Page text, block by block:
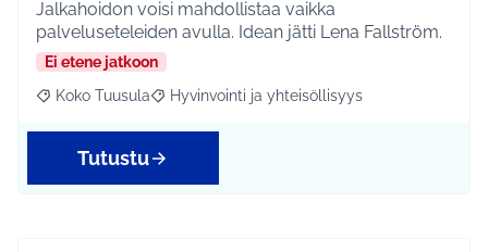
Jalkahoidon voisi mahdollistaa vaikka
palveluseteleiden avulla. Idean jätti Lena Fallström.
Ei etene jatkoon
Rajaa tulokset aihepiirin mukaan: Koko Tuusula
Koko Tuusula Rajaa tulokset teeman mukaan: Hyvinvointi ja
Hyvinvointi ja yhteisöllisyys
Tutustu